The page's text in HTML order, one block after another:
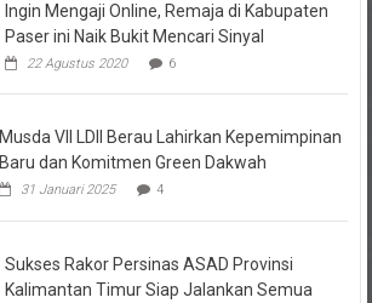
Ingin Mengaji Online, Remaja di Kabupaten
Paser ini Naik Bukit Mencari Sinyal
22 Agustus 2020 6
Musda VII LDII Berau Lahirkan Kepemimpinan
Baru dan Komitmen Green Dakwah
31 Januari 2025 4
Sukses Rakor Persinas ASAD Provinsi
Kalimantan Timur Siap Jalankan Semua